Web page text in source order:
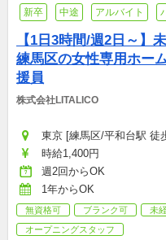
新卒 中途 アルバイト
【1日3時間/週2日～】
練馬区の女性専用ホー
援員
株式会社LITALICO
東京 [練馬区/平和台駅 徒
時給1,400円
週2回からOK
1年からOK
無資格可 ブランク可 未
オープニングスタッフ